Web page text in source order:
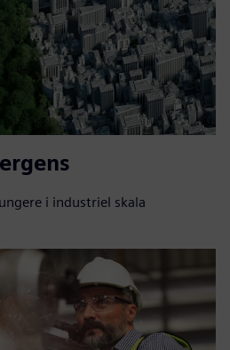
i industriel skala